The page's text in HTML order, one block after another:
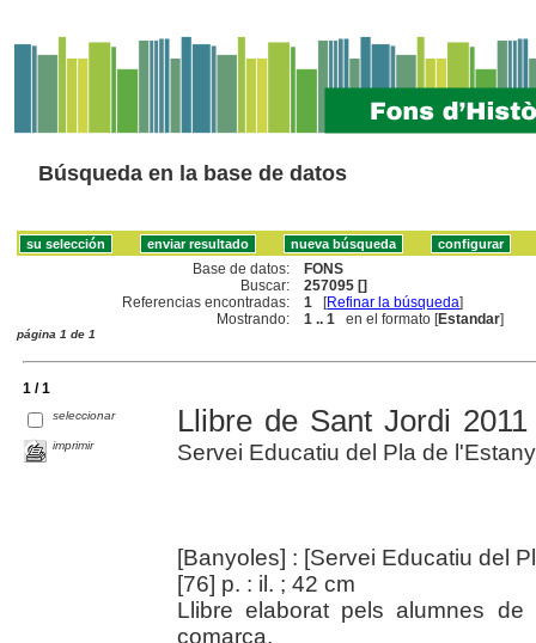
Búsqueda en la base de datos
Base de datos:
FONS
Buscar:
257095 []
Referencias encontradas:
1 [Refinar la búsqueda]
Mostrando:
1 .. 1 en el formato [Estandar]
página 1 de 1
1 / 1
seleccionar
imprimir
Llibre de Sant Jordi 2011
Servei Educatiu del Pla de l'Estany
[Banyoles] : [Servei Educatiu del
[76] p. : il. ; 42 cm
Llibre elaborat pels alumnes
comarca.